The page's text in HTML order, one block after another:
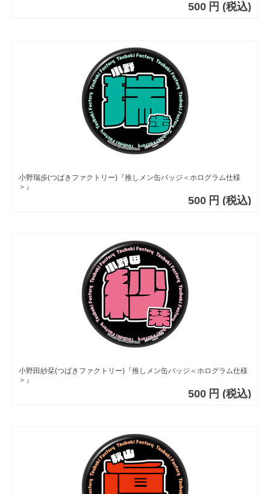
500 円 (税込)
小野瑞歩(つばきファクトリー)『推しメン缶バッジ＜ホログラム仕様
＞』
500 円 (税込)
小野田紗栞(つばきファクトリー)『推しメン缶バッジ＜ホログラム仕様
＞』
500 円 (税込)